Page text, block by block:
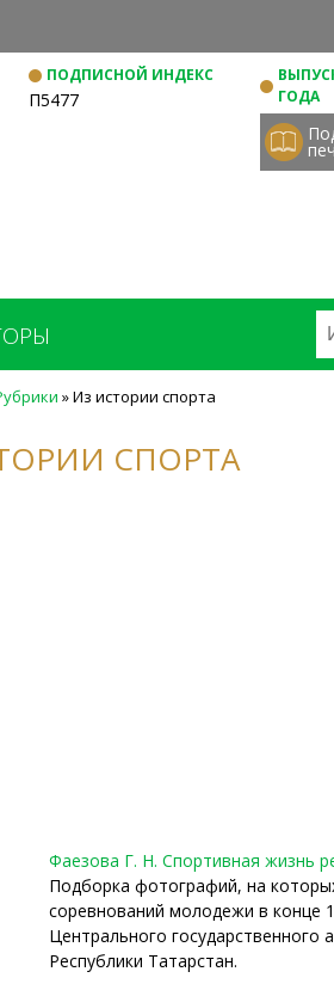
ПОДПИСНОЙ ИНДЕКС
П5477
ГОДА
»Из истории спорта
СПОРТА
Фаезова Г. Н. Спортивная жизнь
Подборка фотографий, на
соревнований молодежи в конце
Центрального государственного
Республики Татарстан.